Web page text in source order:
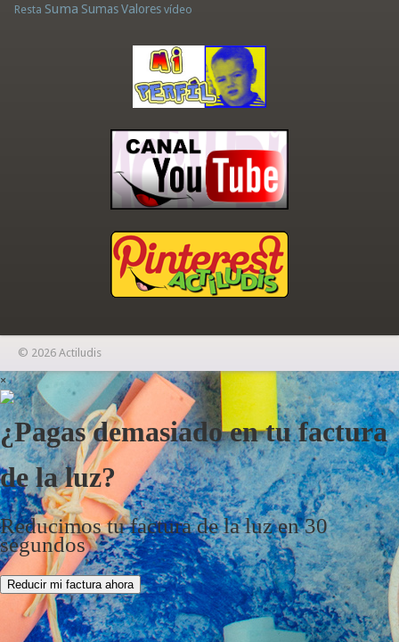
Resta Suma Sumas Valores vídeo
© 2026 Actiludis
×
¿Pagas demasiado en tu factura
de la luz?
Reducimos tu factura de la luz en 30
segundos
Reducir mi factura ahora